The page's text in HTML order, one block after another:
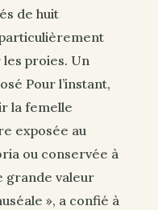
de huit
proies. Un
Pour l’instant,
la femelle
exposée au
ou conservée à
grande valeur
», a confié à